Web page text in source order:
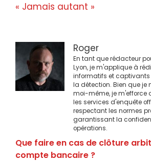
« Jamais autant »
Roger
En tant que rédacteur
Lyon, je m'applique à
informatifs et
la détection. Bien que je
moi-même, je m'efforce
les services d'enquête
respectant les normes
garantissant la
opérations.
Que faire en cas de clôture
compte bancaire ?